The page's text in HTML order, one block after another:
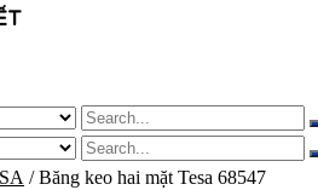
/ Băng keo hai mặt Tesa 68547